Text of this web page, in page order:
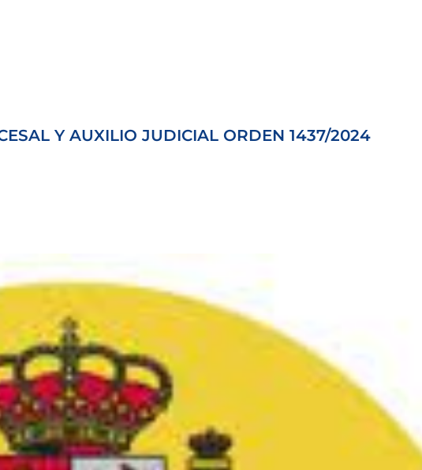
Y AUXILIO JUDICIAL ORDEN 1437/2024